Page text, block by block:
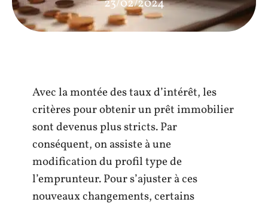
23/02/2024
Avec la montée des taux d’intérêt, les
critères pour obtenir un prêt immobilier
sont devenus plus stricts. Par
conséquent, on assiste à une
modification du profil type de
l’emprunteur. Pour s’ajuster à ces
nouveaux changements, certains